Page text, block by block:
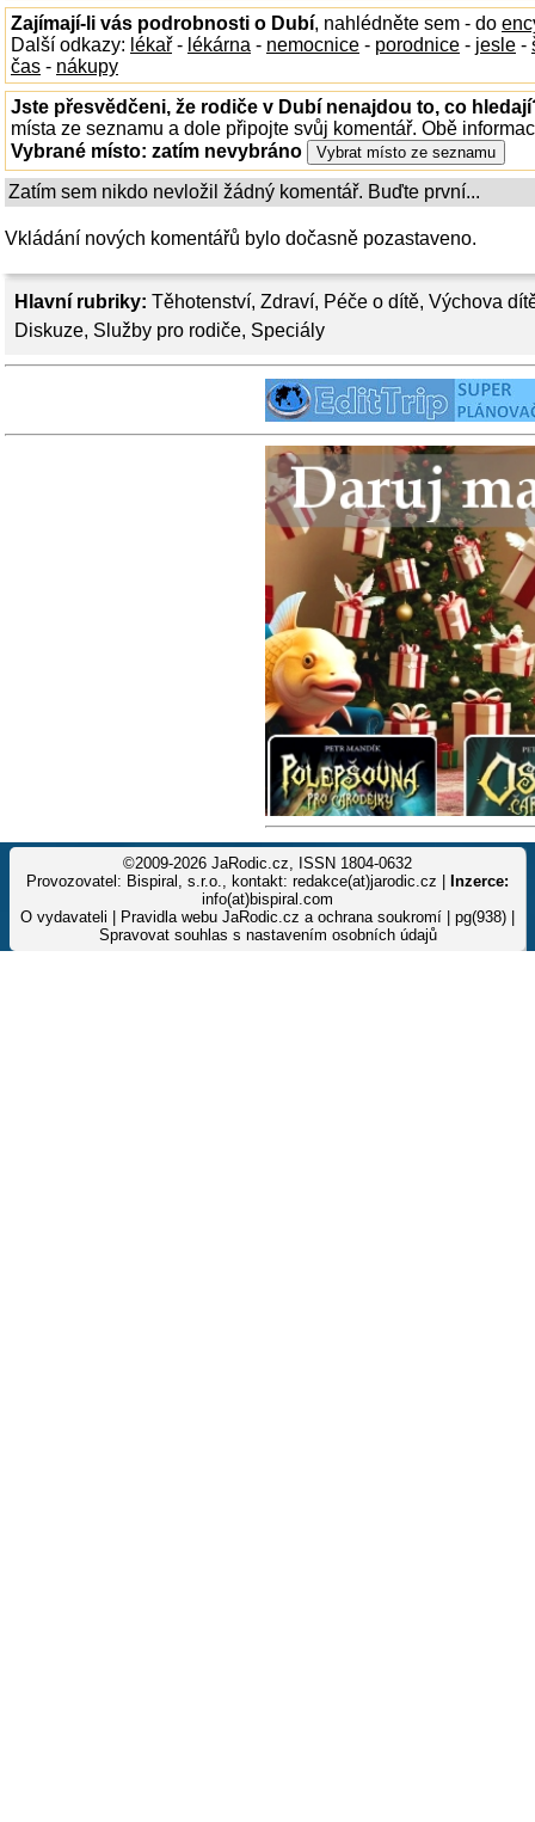
Hlavní rubriky: Těhotenství, Zdraví, Péče o dítě, Výchova
Diskuze, Služby pro rodiče, Speciály
Zajímají-li vás podrobnosti o Dubí, nahlédněte sem - do
Další odkazy: lékař - lékárna - nemocnice - porodnice - jesle -
čas - nákupy
Jste přesvědčeni, že rodiče v Dubí nenajdou to, co
místa ze seznamu a dole připojte svůj komentář. Obě
Vybrané místo: zatím nevybráno
Zatím sem nikdo nevložil žádný komentář. Buďte první...
Vkládání nových komentářů bylo dočasně pozastaveno.
©2009-2026 JaRodic.cz, ISSN 1804-0632
Provozovatel: Bispiral, s.r.o., kontakt: redakce(at)jarodic.cz |
Inzerce:
info(at)bispiral.com
O vydavateli
Pravidla webu JaRodic.cz a ochrana soukromí | pg(938) |
Spravovat souhlas s nastavením osobních údajů